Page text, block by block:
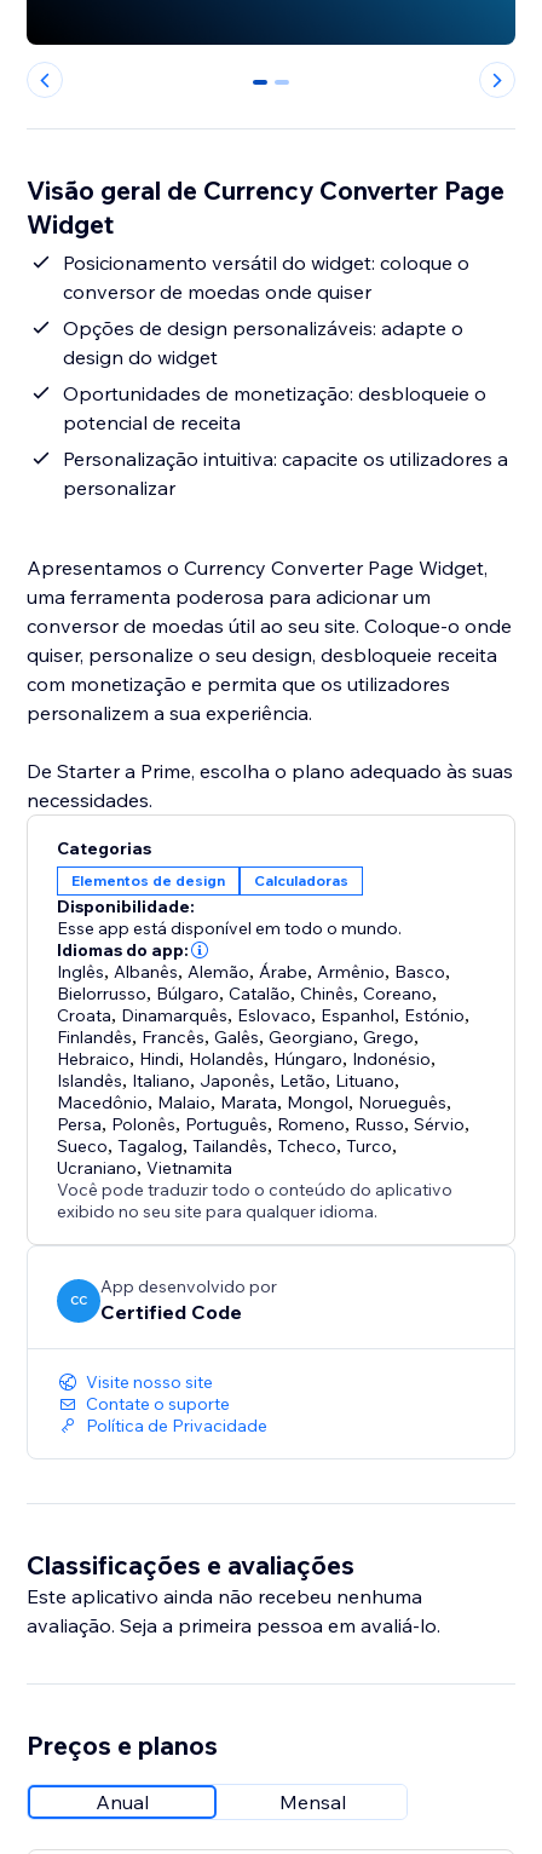
0 1
Visão geral de Currency Converter Page
Widget
Posicionamento versátil do widget: coloque o
conversor de moedas onde quiser
Opções de design personalizáveis: adapte o
design do widget
Oportunidades de monetização: desbloqueie o
potencial de receita
Personalização intuitiva: capacite os utilizadores a
personalizar
Apresentamos o Currency Converter Page Widget,
uma ferramenta poderosa para adicionar um
conversor de moedas útil ao seu site. Coloque-o onde
quiser, personalize o seu design, desbloqueie receita
com monetização e permita que os utilizadores
personalizem a sua experiência.
De Starter a Prime, escolha o plano adequado às suas
necessidades.
Categorias
Elementos de design Calculadoras
Disponibilidade:
Esse app está disponível em todo o mundo.
Idiomas do app:
Inglês, Albanês, Alemão, Árabe, Armênio, Basco,
Bielorrusso, Búlgaro,Catalão,Chinês,Coreano,
Croata, Dinamarquês, Eslovaco, Espanhol, Estónio,
Finlandês, Francês,Galês,Georgiano,Grego,
Hebraico, Hindi, Holandês, Húngaro, Indonésio,
Islandês, Italiano, Japonês, Letão, Lituano,
Macedônio, Malaio, Marata, Mongol, Norueguês,
Persa, Polonês, Português, Romeno, Russo,Sérvio,
Sueco,Tagalog,Tailandês,Tcheco,Turco,
Ucraniano,Vietnamita
Você pode traduzir todo o conteúdo do aplicativo
exibido no seu site para qualquer idioma.
CC
App desenvolvido por
Certified Code
Visite nosso site
Contate o suporte
Política de Privacidade
Classificações e avaliações
Este aplicativo ainda não recebeu nenhuma
avaliação. Seja a primeira pessoa em avaliá-lo.
Preços e planos
Anual Mensal